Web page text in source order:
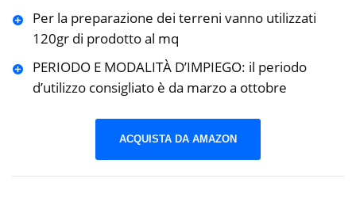
Per la preparazione dei terreni vanno utilizzati
120gr di prodotto al mq
PERIODO E MODALITÀ D’IMPIEGO: il periodo
d’utilizzo consigliato è da marzo a ottobre
ACQUISTA DA AMAZON